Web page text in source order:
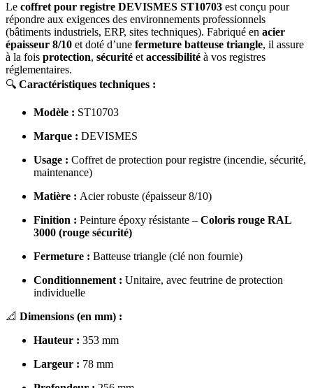
Le coffret pour registre DEVISMES ST10703 est conçu pour
répondre aux exigences des environnements professionnels
(bâtiments industriels, ERP, sites techniques). Fabriqué en acier
épaisseur 8/10 et doté d’une fermeture batteuse triangle, il assure
à la fois protection, sécurité et accessibilité à vos registres
réglementaires.
🔍 Caractéristiques techniques :
Modèle : ST10703
Marque : DEVISMES
Usage : Coffret de protection pour registre (incendie, sécurité,
maintenance)
Matière : Acier robuste (épaisseur 8/10)
Finition : Peinture époxy résistante – Coloris rouge RAL
3000 (rouge sécurité)
Fermeture : Batteuse triangle (clé non fournie)
Conditionnement : Unitaire, avec feutrine de protection
individuelle
📐 Dimensions (en mm) :
Hauteur : 353 mm
Largeur : 78 mm